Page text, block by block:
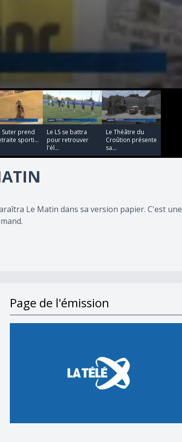
Suter prend
sporti...
Le LS se battra
pour retrouver
l'él...
Le Théâtre du
Croûtion présente
sa...
Le Matin dans sa version papier. C'est une
Page de l'émission